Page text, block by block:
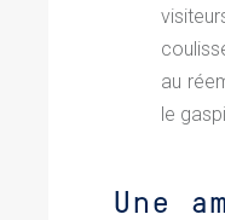
au
le
Une